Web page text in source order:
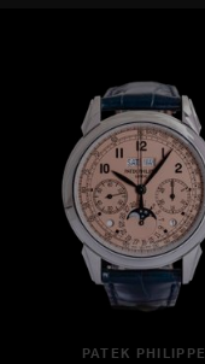
PATEK PHILIPPE